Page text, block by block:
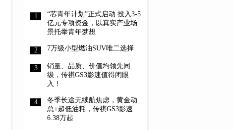
“芯青年计划”正式启动 投入3-5
亿元专项资金，以真实产业场
景托举青年梦想
7万级小型燃油SUV唯二选择
销量、品质、价值均领先同
级，传祺GS3影速值得闭眼
入！
冬季长途无续航焦虑，黄金动
总+超低油耗，传祺GS3影速
6.38万起